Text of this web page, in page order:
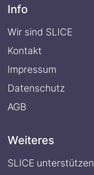
Info
Wir sind SLICE
Kontakt
Impressum
Datenschutz
AGB
Weiteres
SLICE unterstützen